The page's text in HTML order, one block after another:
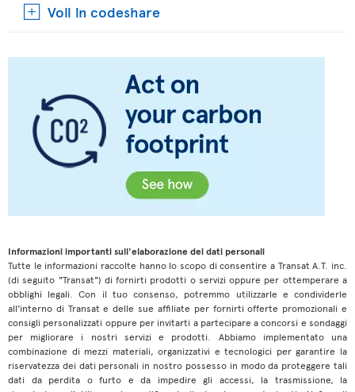
Voli in codeshare
Informazioni importanti sull'elaborazione dei dati personali
Tutte le informazioni raccolte hanno lo scopo di consentire a Transat A.T. inc.
(di seguito "Transat") di fornirti prodotti o servizi oppure per ottemperare a
obblighi legali. Con il tuo consenso, potremmo utilizzarle e condividerle
all'interno di Transat e delle sue affiliate per fornirti offerte promozionali e
consigli personalizzati oppure per invitarti a partecipare a concorsi e sondaggi
per migliorare i nostri servizi e prodotti. Abbiamo implementato una
combinazione di mezzi materiali, organizzativi e tecnologici per garantire la
riservatezza dei dati personali in nostro possesso in modo da proteggere tali
dati da perdita o furto e da impedire gli accessi, la trasmissione, la